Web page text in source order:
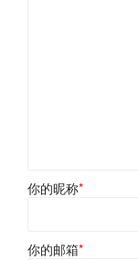
你的昵称*
你的邮箱*